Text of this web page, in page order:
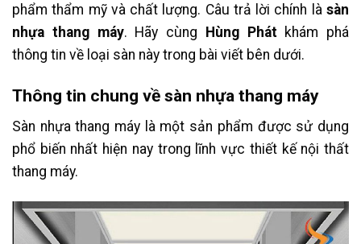
phẩm thẩm mỹ và chất lượng. Câu trả lời chính là sàn
nhựa thang máy. Hãy cùng Hùng Phát khám phá
thông tin về loại sàn này trong bài viết bên dưới.
Thông tin chung về sàn nhựa thang máy
Sàn nhựa thang máy là một sản phẩm được sử dụng
phổ biến nhất hiện nay trong lĩnh vực thiết kế nội thất
thang máy.